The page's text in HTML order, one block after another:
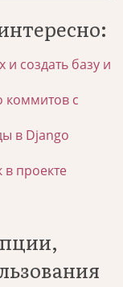
и создать базу и
коммитов с
в Django
в проекте